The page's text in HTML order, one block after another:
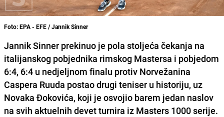
Foto: EPA - EFE / Jannik Sinner
Jannik Sinner prekinuo je pola stoljeća čekanja na
italijanskog pobjednika rimskog Mastersa i pobjedom
6:4, 6:4 u nedjeljnom finalu protiv Norvežanina
Caspera Ruuda postao drugi teniser u historiju, uz
Novaka Đokovića, koji je osvojio barem jedan naslov
na svih aktuelnih devet turnira iz Masters 1000 serije.